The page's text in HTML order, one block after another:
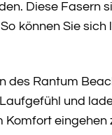
Diese Fasern
können Sie
des Rantum
und
eingehen